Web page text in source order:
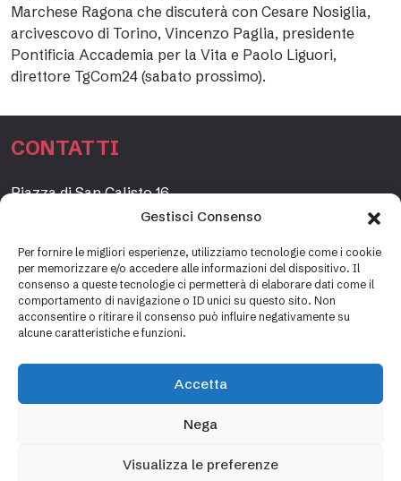
Gestisci Consenso
Per fornire le migliori esperienze, utilizziamo tecnologie come i cookie
per memorizzare e/o accedere alle informazioni del dispositivo. Il
consenso a queste tecnologie ci permetterà di elaborare dati come il
comportamento di navigazione o ID unici su questo sito. Non
acconsentire o ritirare il consenso può influire negativamente su
alcune caratteristiche e funzioni.
Accetta
Nega
Visualizza le preferenze
Marchese Ragona che discuterà con Cesare Nosiglia,
arcivescovo di Torino, Vincenzo Paglia, presidente
Pontificia Accademia per la Vita e Paolo Liguori,
direttore TgCom24 (sabato prossimo).
CONTATTI
Piazza di San Calisto 16,
www.fondazioneetagrande.org
SEGRETERIA
info@fondazioneetagrande.it